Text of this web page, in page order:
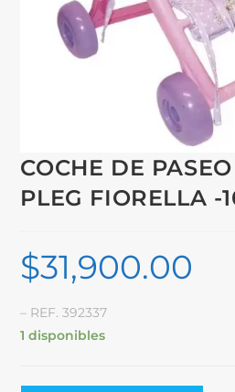
COCHE DE
PLEG FIORELLA -
$31,900.00
– REF. 392337
1 disponibles